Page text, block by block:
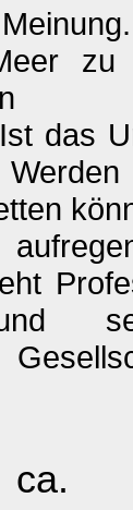
zu
das